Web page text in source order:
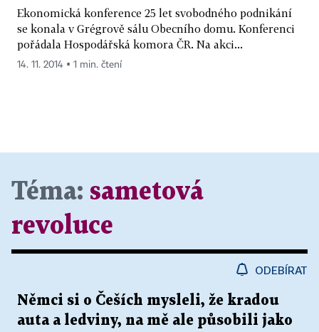
Ekonomická konference 25 let svobodného podnikání
se konala v Grégrově sálu Obecního domu. Konferenci
pořádala Hospodářská komora ČR. Na akci...
14. 11. 2014 ▪ 1 min. čtení
Téma: sametová
revoluce
ODEBÍRAT
Němci si o Češích mysleli, že kradou
auta a ledviny, na mě ale působili jako